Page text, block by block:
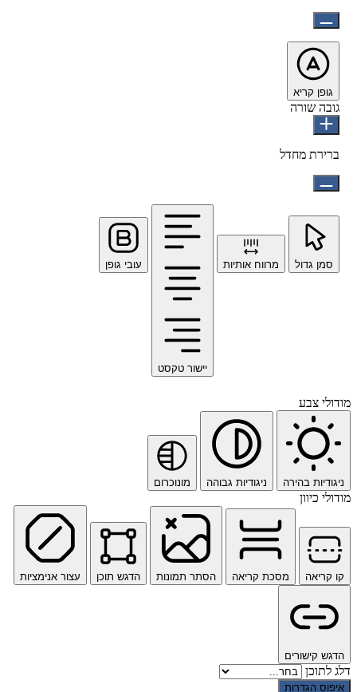
גופן קריא
גובה שורה
ברירת מחדל
סמן גדול מרווח אותיות
יישור טקסט
עובי גופן
מודולי צבע
ניגודיות בהירה ניגודיות גבוהה מונוכרום
מודולי כיוון
קו קריאה מסכת קריאה הסתר תמונות הדגש תוכן עצור אנימציות
הדגש קישורים
דלג לתוכן
איפוס הגדרות